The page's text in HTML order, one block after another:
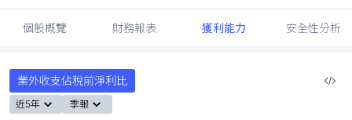
個股概覽 財務報表 獲利能力 安全性分析
業外收支佔稅前淨利比
近5年 季報